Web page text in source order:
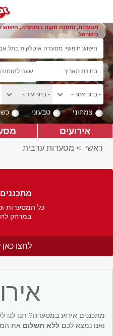
מסעדות, הזמנת מקום במסעדה, חיפוש
בישראל
צמחוני טבעוני
אירועים
ראשי > מסעדות ערבית
כל המסעדות
במרחק
לחצו
מתכננים אירוע במסעדה? תנו לנו
ואנו נמצא לכם ללא תשלום את